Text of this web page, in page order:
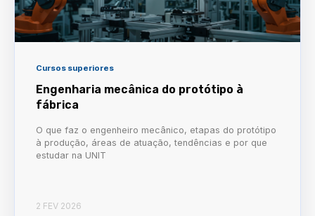
Cursos superiores
Engenharia mecânica do protótipo à
fábrica
O que faz o engenheiro mecânico, etapas do protótipo
à produção, áreas de atuação, tendências e por que
estudar na UNIT
2 FEV 2026